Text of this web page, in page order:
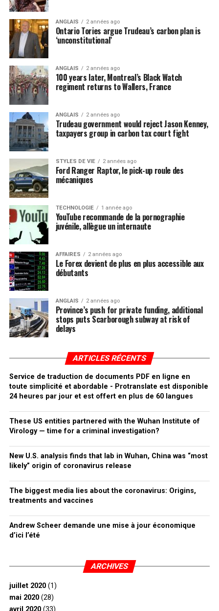
ANGLAIS 2 années ago
Ontario Tories argue Trudeau’s carbon plan is
‘unconstitutional’
ANGLAIS 2 années ago
100 years later, Montreal’s Black Watch
regiment returns to Wallers, France
ANGLAIS 2 années ago
Trudeau government would reject Jason Kenney,
taxpayers group in carbon tax court fight
STYLES DE VIE 2 années ago
Ford Ranger Raptor, le pick-up roule des
mécaniques
TECHNOLOGIE 1 année ago
YouTube recommande de la pornographie
juvénile, allègue un internaute
AFFAIRES 2 années ago
Le Forex devient de plus en plus accessible aux
débutants
ANGLAIS 2 années ago
Province’s push for private funding, additional
stops puts Scarborough subway at risk of
delays
ARTICLES RÉCENTS
Service de traduction de documents PDF en ligne en
toute simplicité et abordable - Protranslate est disponible
24 heures par jour et est offert en plus de 60 langues
These US entities partnered with the Wuhan Institute of
Virology — time for a criminal investigation?
New U.S. analysis finds that lab in Wuhan, China was “most
likely” origin of coronavirus release
The biggest media lies about the coronavirus: Origins,
treatments and vaccines
Andrew Scheer demande une mise à jour économique
d’ici l’été
ARCHIVES
juillet 2020(1)
mai 2020(28)
avril 2020(33)